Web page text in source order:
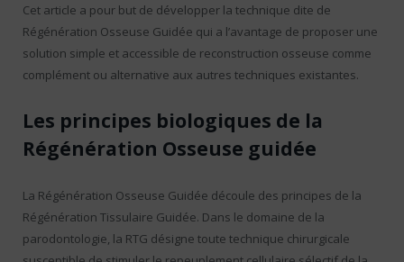
Cet article a pour but de développer la technique dite de
Régénération Osseuse Guidée qui a l’avantage de proposer une
solution simple et accessible de reconstruction osseuse comme
complément ou alternative aux autres techniques existantes.
Les principes biologiques de la
Régénération Osseuse guidée
La Régénération Osseuse Guidée découle des principes de la
Régénération Tissulaire Guidée. Dans le domaine de la
parodontologie, la RTG désigne toute technique chirurgicale